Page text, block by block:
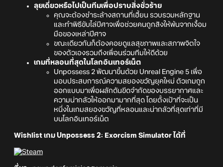
ลุยเดี่ยวหรือไปเป็นทีมเพื่อปราบสิ่งชั่วร้าย
คุณจะต้องชำระล้างสถานที่เฮี้ยน รวบรวมหลักฐาน
และทำพิธีขับไล่ปีศาจเพื่อช่วยคนถูกสิงให้พ้นจากเงื้อม
มือของเหล่าปีศาจ
ขณะเดียวกันก็ต้องคอยดูแลสุขภาพและสภาพจิตใจ
ของตัวเองรวมถึงเพื่อนร่วมทีมให้ดีด้วย
เกมที่หลอนที่สุดในโลกอินเทอร์เน็ต
Unpossess 2 พัฒนาขึ้นด้วย Unreal Engine 5 เพื่อ
มอบประสบการณ์ความสยองขวัญยุคใหม่ ตัวเกมถูก
ออกแบบมาเพื่อผลักดันขีดจำกัดของบรรยากาศและ
ความน่ากลัวให้ออกมามากที่สุด โดยตั้งเป้าที่จะเป็น
หนึ่งในเกมสยองขวัญที่หลอนและน่ากลัวที่สุดเท่าที่มี
บนโลกอินเทอร์เน็ต
Wishlist เกม Unpossess 2: Exorcism Simulator ได้ที่